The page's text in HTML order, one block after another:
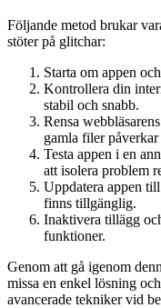
Följande metod brukar
stöter på glitchar:
Starta om appen
Kontrollera din
stabil och snabb.
Rensa
gamla filer påverkar
Testa appen i en
att isolera problem
Uppdatera appen
finns tillgänglig.
Inaktivera tillägg
funktioner.
Genom att gå igenom
missa en enkel lösning
avancerade tekniker vid